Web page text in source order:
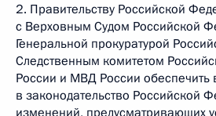
2. Правительству Российской
с Верховным Судом Российской
Генеральной прокуратурой
Следственным комитетом
России и МВД России обеспечить
в законодательство Российской